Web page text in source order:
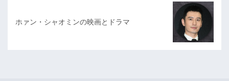
ホァン・シャオミンの映画とドラマ